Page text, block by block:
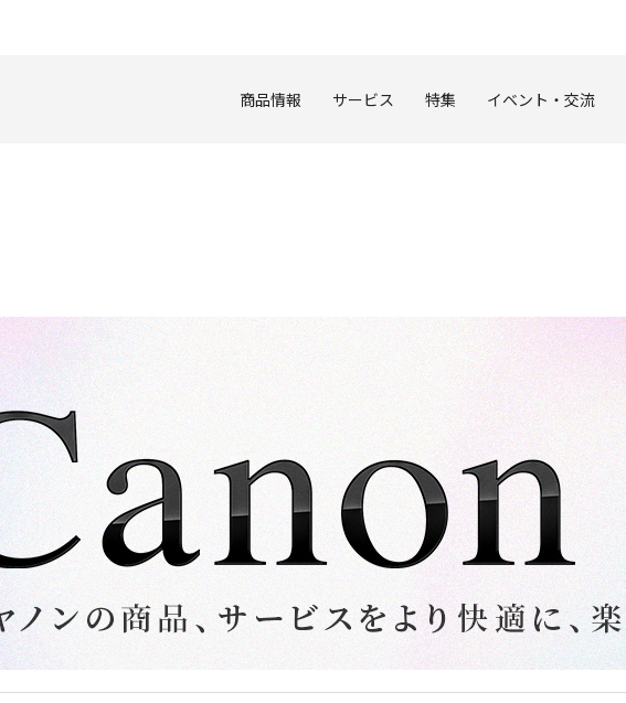
商品情報 サービス 特集 イベント・交流